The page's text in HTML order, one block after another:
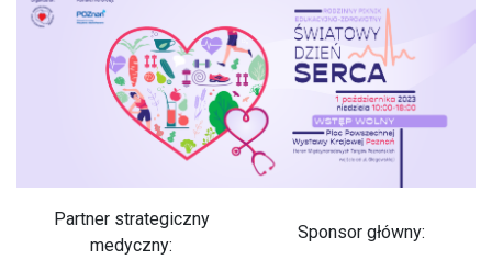
Partner strategiczny
medyczny:
Sponsor główny: